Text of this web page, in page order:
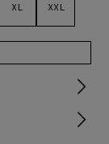
XL XXL